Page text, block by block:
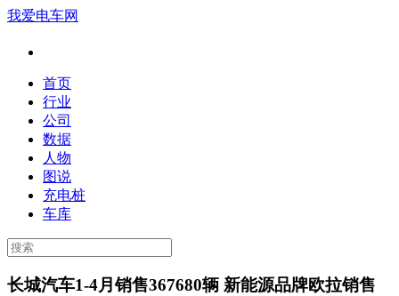
我爱电车网
首页
行业
公司
数据
人物
图说
充电桩
车库
长城汽车1-4月销售367680辆 新能源品牌欧拉销售